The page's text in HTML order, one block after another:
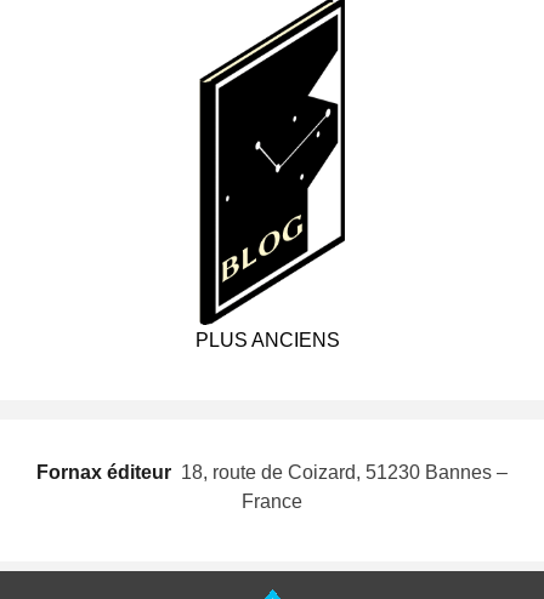
PLUS ANCIENS
Fornax éditeur  18, route de Coizard, 51230 Bannes –
France